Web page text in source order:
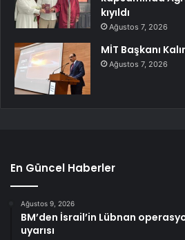
kıyıldı
Ağustos 7, 2026
MİT Başkanı
Ağustos 7, 2026
En Güncel Haberler
Ağustos 9, 2026
BM’den İsrail’in Lübnan
uyarısı